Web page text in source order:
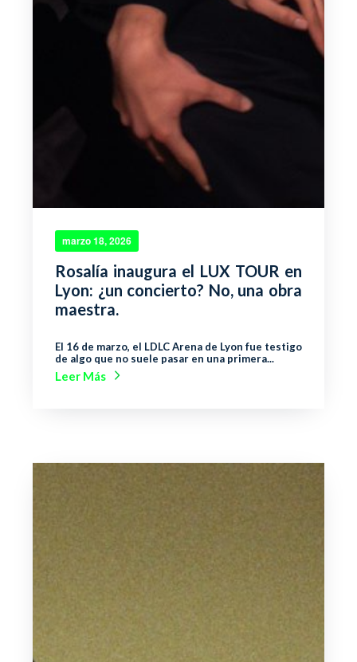
marzo 18, 2026
Rosalía inaugura el LUX TOUR en
Lyon: ¿un concierto? No, una obra
maestra.
El 16 de marzo, el LDLC Arena de Lyon fue testigo
de algo que no suele pasar en una primera...
Leer Más